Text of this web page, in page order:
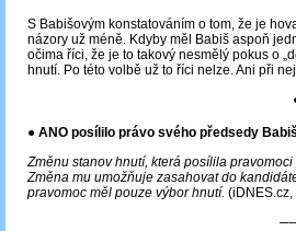
S Babišovým konstatováním o tom, že je
názory už méně. Kdyby měl Babiš aspoň
očima říci, že je to takový nesmělý pokus o
hnutí. Po této volbě už to říci nelze. Ani při
● ANO posílilo právo svého předsedy
Změnu stanov hnutí, která posílila
Změna mu umožňuje zasahovat do
pravomoc měl pouze výbor hnutí.